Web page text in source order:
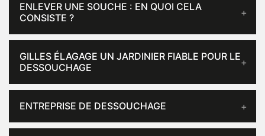
ENLEVER UNE SOUCHE : EN QUOI CELA
CONSISTE ?
GILLES ÉLAGAGE UN JARDINIER FIABLE POUR LE
DESSOUCHAGE
ENTREPRISE DE DESSOUCHAGE